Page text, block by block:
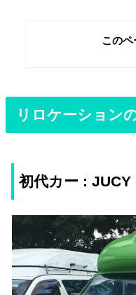
このペ
リロケーション
初代カー :